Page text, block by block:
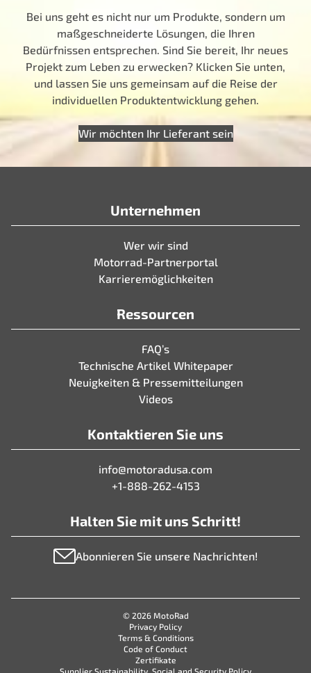
Bei uns geht es nicht nur um Produkte, sondern um
maßgeschneiderte Lösungen, die Ihren
Bedürfnissen entsprechen. Sind Sie bereit, Ihr neues
Projekt zum Leben zu erwecken? Klicken Sie unten,
und lassen Sie uns gemeinsam auf die Reise der
individuellen Produktentwicklung gehen.
Wir möchten Ihr Lieferant sein
Unternehmen
Wer wir sind
Motorrad-Partnerportal
Karrieremöglichkeiten
Ressourcen
FAQ’s
Technische Artikel Whitepaper
Neuigkeiten & Pressemitteilungen
Videos
Kontaktieren Sie uns
info@motoradusa.com
+1-888-262-4153
Halten Sie mit uns Schritt!
Abonnieren Sie unsere Nachrichten!
© 2026 MotoRad
Privacy Policy
Terms & Conditions
Code of Conduct
Zertifikate